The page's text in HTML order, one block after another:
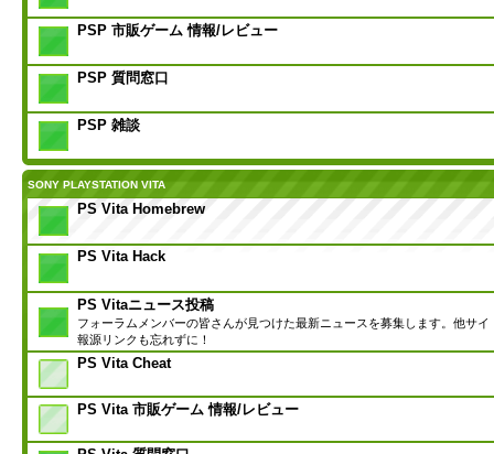
PSP 市販ゲーム 情報/レビュー
PSP 質問窓口
PSP 雑談
SONY PLAYSTATION VITA
PS Vita Homebrew
PS Vita Hack
PS Vitaニュース投稿
フォーラムメンバーの皆さんが見つけた最新ニュースを募集します。他サイ
報源リンクも忘れずに！
PS Vita Cheat
PS Vita 市販ゲーム 情報/レビュー